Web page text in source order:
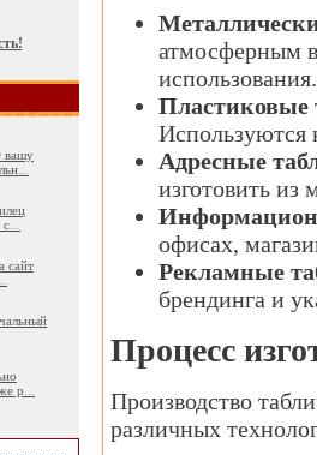
вашу
с
сайт
р
атмосферным
использования.
Пластиковые
Используются
Адресные
изготовить из
офисах,
Рекламные
брендинга и
Процесс
Производство
различных